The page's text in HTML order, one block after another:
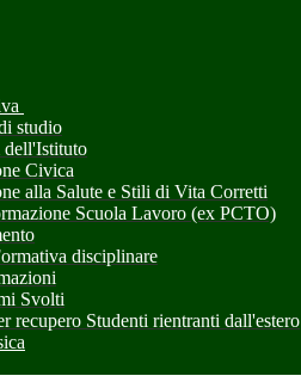
studio
dell'Istituto
Civica
alla Salute e Stili di Vita Corretti
Scuola Lavoro (ex PCTO)
disciplinare
Svolti
recupero Studenti rientranti dall'estero